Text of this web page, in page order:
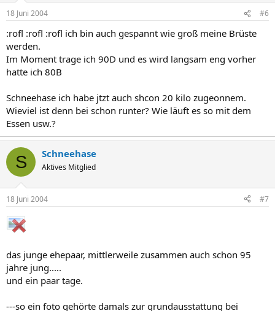
18 Juni 2004 #6
:rofl :rofl :rofl ich bin auch gespannt wie groß meine Brüste
werden.
Im Moment trage ich 90D und es wird langsam eng vorher
hatte ich 80B
Schneehase ich habe jtzt auch shcon 20 kilo zugeonnem.
Wieviel ist denn bei schon runter? Wie läuft es so mit dem
Essen usw.?
S Schneehase
Aktives Mitglied
18 Juni 2004 #7
das junge ehepaar, mittlerweile zusammen auch schon 95
jahre jung.....
und ein paar tage.
---so ein foto gehörte damals zur grundausstattung bei